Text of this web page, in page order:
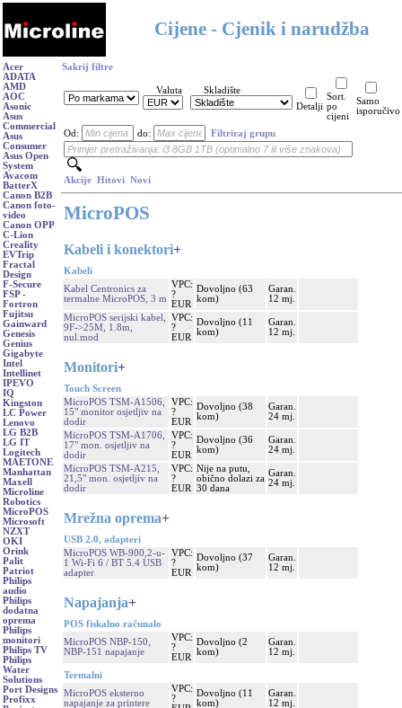
Cijene - Cjenik i narudžba
Acer
ADATA
AMD
AOC
Asonic
Asus
Commercial
Asus
Consumer
Asus Open
System
Avacom
BatterX
Canon B2B
Canon foto-
video
Canon OPP
C-Lion
Creality
EVTrip
Fractal
Design
F-Secure
FSP -
Fortron
Fujitsu
Gainward
Genesis
Genius
Gigabyte
Intel
Intellinet
IPEVO
IQ
Kingston
LC Power
Lenovo
LG B2B
LG IT
Logitech
MAETONE
Manhattan
Maxell
Microline
Robotics
MicroPOS
Microsoft
NZXT
OKI
Orink
Palit
Patriot
Philips
audio
Philips
dodatna
oprema
Philips
monitori
Philips TV
Philips
Water
Solutions
Port Designs
Profixx
Sakrij filtre
Valuta
Skladište
Detalji
Sort.
po
cijeni
Samo
isporučivo
Od: do: Filtriraj grupu
Akcije Hitovi Novi
MicroPOS
Kabeli i konektori+
Kabeli
Kabel Centronics za
termalne MicroPOS, 3 m
VPC:
?
EUR
Dovoljno (63
kom)
Garan.
12 mj.
MicroPOS serijski kabel,
9F->25M, 1.8m,
nul.mod
VPC:
?
EUR
Dovoljno (11
kom)
Garan.
12 mj.
Monitori+
Touch Screen
MicroPOS TSM-A1506,
15" monitor osjetljiv na
dodir
VPC:
?
EUR
Dovoljno (38
kom)
Garan.
24 mj.
MicroPOS TSM-A1706,
17" mon. osjetljiv na
dodir
VPC:
?
EUR
Dovoljno (36
kom)
Garan.
24 mj.
MicroPOS TSM-A215,
21,5" mon. osjetljiv na
dodir
VPC:
?
EUR
Nije na putu,
obično dolazi za
30 dana
Garan.
24 mj.
Mrežna oprema+
USB 2.0, adapteri
MicroPOS WB-900,2-u-
1 Wi-Fi 6 / BT 5.4 USB
adapter
VPC:
?
EUR
Dovoljno (37
kom)
Garan.
12 mj.
Napajanja+
POS fiskalno računalo
MicroPOS NBP-150,
NBP-151 napajanje
VPC:
?
EUR
Dovoljno (2
kom)
Garan.
12 mj.
Termalni
MicroPOS eksterno
napajanje za printere
VPC:
?
Dovoljno (11
kom)
Garan.
12 mj.